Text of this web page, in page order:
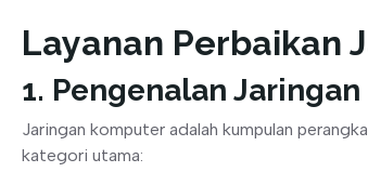
Layanan Perbaikan
1. Pengenalan
Jaringan komputer adalah kumpulan
kategori utama: